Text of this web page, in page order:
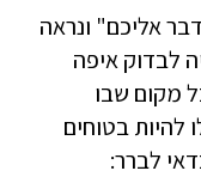
אליכם" ונראה
לבדוק איפה
מקום שבו
להיות בטוחים
לברר: